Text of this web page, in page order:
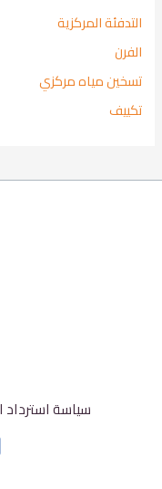
التدفئة المركزية
الفرن
تسخين مياه مركزي
تكييف
سياسة استرداد